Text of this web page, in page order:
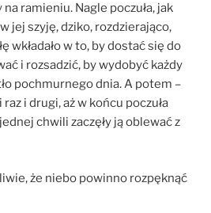
ramieniu. Nagle poczuła, jak
jej szyję, dziko, rozdzierająco,
wkładało w to, by dostać się do
i rozsadzić, by wydobyć każdy
pochmurnego dnia. A potem –
i drugi, aż w końcu poczuła
chwili zaczęły ją oblewać z
że niebo powinno rozpęknąć